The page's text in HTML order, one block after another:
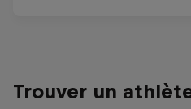
Trouver un